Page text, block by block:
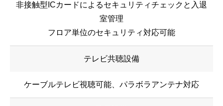
非接触型ICカードによるセキュリティチェックと入退
室管理
フロア単位のセキュリティ対応可能
テレビ共聴設備
ケーブルテレビ視聴可能、パラボラアンテナ対応